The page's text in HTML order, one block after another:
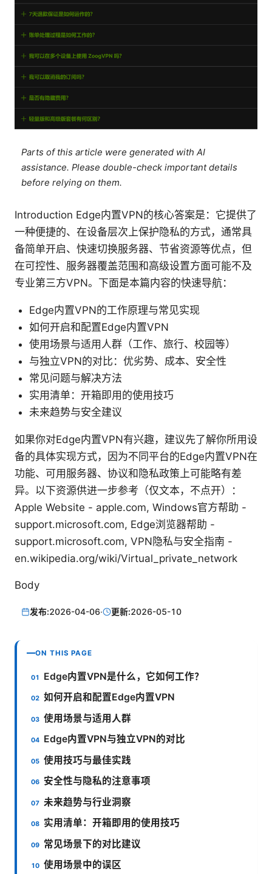
Parts of this article were generated with AI
assistance. Please double-check important details
before relying on them.
Introduction Edge内置VPN的核心答案是：它提供了
一种便捷的、在设备层次上保护隐私的方式，通常具
备简单开启、快速切换服务器、节省资源等优点，但
在可控性、服务器覆盖范围和高级设置方面可能不及
专业第三方VPN。下面是本篇内容的快速导航：
Edge内置VPN的工作原理与常见实现
如何开启和配置Edge内置VPN
使用场景与适用人群（工作、旅行、校园等）
与独立VPN的对比：优劣势、成本、安全性
常见问题与解决方法
实用清单：开箱即用的使用技巧
未来趋势与安全建议
如果你对Edge内置VPN有兴趣，建议先了解你所用设
备的具体实现方式，因为不同平台的Edge内置VPN在
功能、可用服务器、协议和隐私政策上可能略有差
异。以下资源供进一步参考（仅文本，不点开）：
Apple Website - apple.com, Windows官方帮助 -
support.microsoft.com, Edge浏览器帮助 -
support.microsoft.com, VPN隐私与安全指南 -
en.wikipedia.org/wiki/Virtual_private_network
Body
发布:2026-04-06· 更新:2026-05-10
ON THIS PAGE
Edge内置VPN是什么，它如何工作？
如何开启和配置Edge内置VPN
使用场景与适用人群
Edge内置VPN与独立VPN的对比
使用技巧与最佳实践
安全性与隐私的注意事项
未来趋势与行业洞察
实用清单：开箱即用的使用技巧
常见场景下的对比建议
使用场景中的误区